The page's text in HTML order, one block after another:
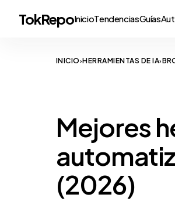
TokRepoInicioTendenciasGuías
INICIO›HERRAMIENTAS DE IA›
Mejores
(2026)